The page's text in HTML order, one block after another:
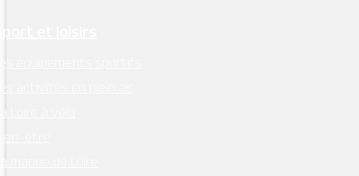
et loisirs
équipements sportifs
activités en plein air
Loire à vélo
être
marine de Loire